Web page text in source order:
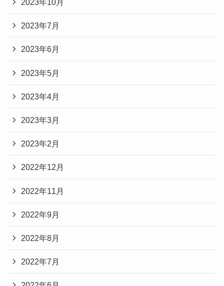
2023年10月
2023年7月
2023年6月
2023年5月
2023年4月
2023年3月
2023年2月
2022年12月
2022年11月
2022年9月
2022年8月
2022年7月